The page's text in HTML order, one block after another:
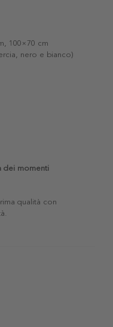
100×70 cm
nero e bianco)
dei momenti
qualità con